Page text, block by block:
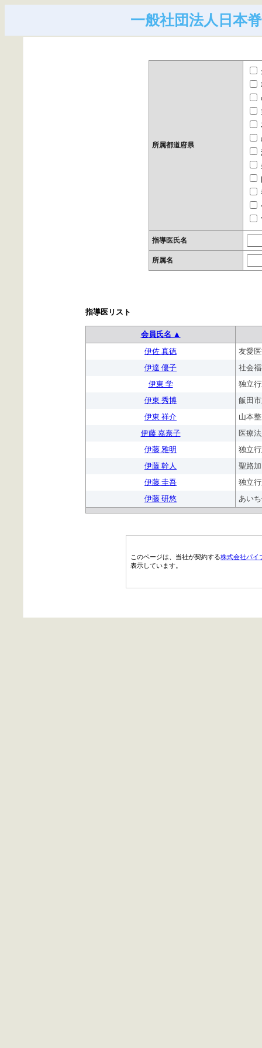
一般社団法人日本
所属都道府県
指導医氏名
所属名
指導医リスト
会員氏名 ▲
伊佐 真徳
友愛
伊達 優子
社会
伊東 学
独立
伊東 秀博
飯田
伊東 祥介
山本
伊藤 嘉奈子
医療
伊藤 雅明
独立
伊藤 幹人
聖路
伊藤 圭吾
独立
伊藤 研悠
あい
このページは、当社が契約する株式会社パイ
表示しています。